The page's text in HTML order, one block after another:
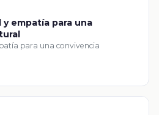
y empatía para una
para una convivencia